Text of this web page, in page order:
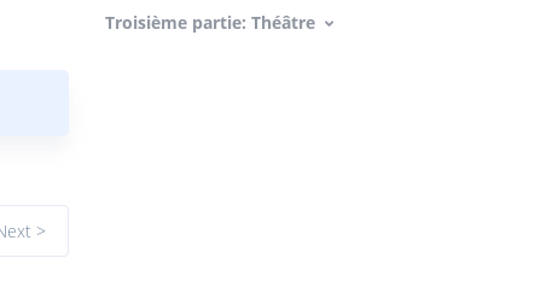
Troisième partie: Théâtre
>